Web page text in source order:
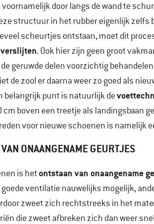
door langs de wand te
structuur in het rubber eigenlijk zelfs
scheurtjes ontstaan, moet dit
. Ook hier zijn geen groot
geruwde delen voorzichtig
de zool er daarna weer zo goed als
belangrijk punt is natuurlijk de
boven een treetje als landingsbaan
voor nieuwe schoenen is namelijk
ONAANGENAME GEURTJES
is hetontstaan van onaangename
ventilatie nauwelijks mogelijk,
zweet zich rechtstreeks in het
die zweet afbreken zich dan weer